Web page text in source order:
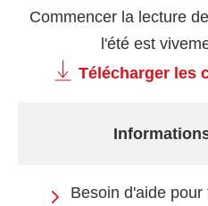
Commencer la lecture
l'été est
Télécharger les
Besoin d'aide